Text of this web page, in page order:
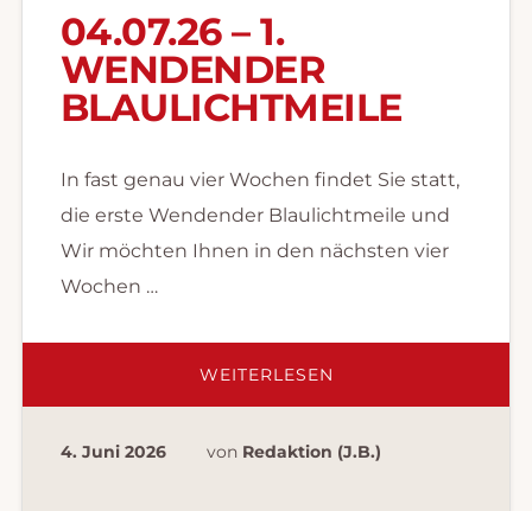
04.07.26 – 1.
WENDENDER
BLAULICHTMEILE
In fast genau vier Wochen findet Sie statt,
die erste Wendender Blaulichtmeile und
Wir möchten Ihnen in den nächsten vier
Wochen …
WEITERLESEN
1.
BLAULICHTMEILE
4. Juni 2026 von Redaktion (J.B.)